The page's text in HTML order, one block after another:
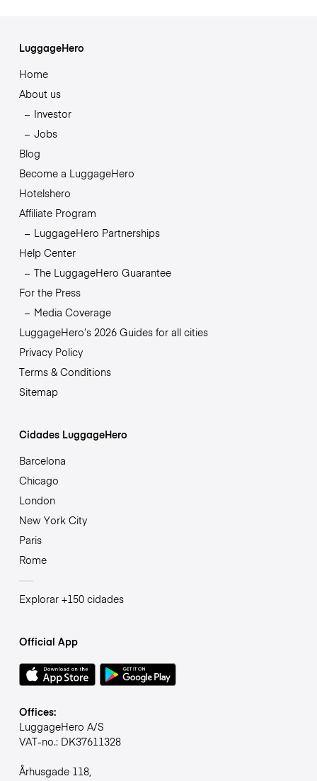
LuggageHero
Home
About us
Investor
Jobs
Blog
Become a LuggageHero
Hotelshero
Affiliate Program
LuggageHero Partnerships
Help Center
The LuggageHero Guarantee
For the Press
Media Coverage
LuggageHero’s 2026 Guides for all cities
Privacy Policy
Terms & Conditions
Sitemap
Cidades LuggageHero
Barcelona
Chicago
London
New York City
Paris
Rome
Explorar +150 cidades
Official App
Offices:
LuggageHero A/S
VAT-no.: DK37611328
Århusgade 118,